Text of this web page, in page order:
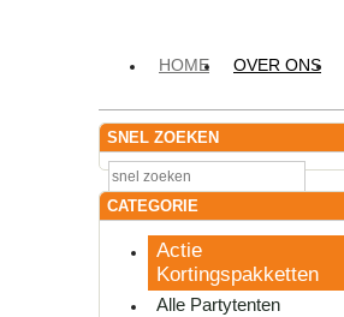
HOME OVER ONS
SNEL ZOEKEN
CATEGORIE
Actie
Kortingspakketten
Alle Partytenten